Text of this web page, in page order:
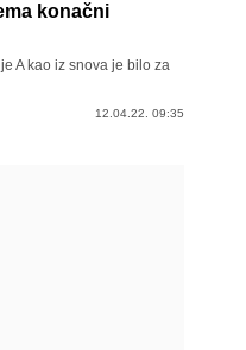
konačni
A kao iz snova je bilo za
12.04.22. 09:35